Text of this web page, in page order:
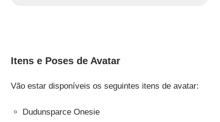
Itens e Poses de Avatar
Vão estar disponíveis os seguintes itens de avatar:
Dudunsparce Onesie